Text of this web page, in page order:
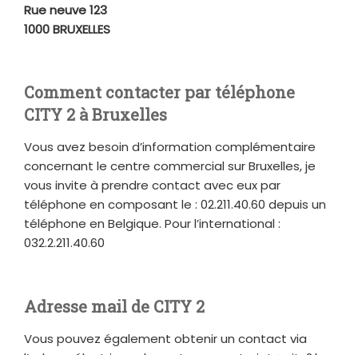
Rue neuve 123
1000 BRUXELLES
Comment contacter par téléphone
CITY 2 à Bruxelles
Vous avez besoin d’information complémentaire
concernant le centre commercial sur Bruxelles, je
vous invite à prendre contact avec eux par
téléphone en composant le : 02.211.40.60 depuis un
téléphone en Belgique. Pour l’international :
032.2.211.40.60
Adresse mail de CITY 2
Vous pouvez également obtenir un contact via